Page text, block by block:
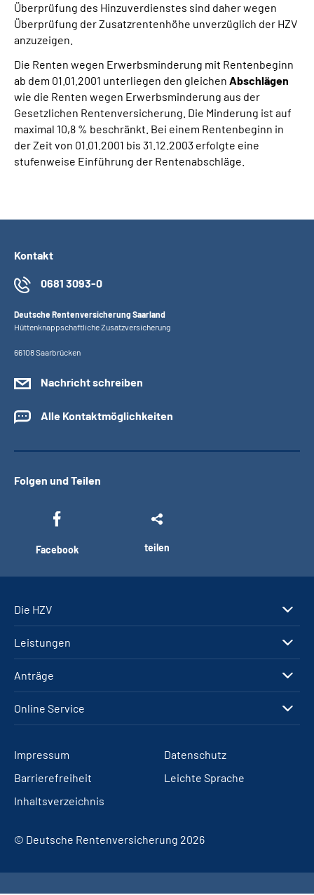
Überprüfung des Hinzuverdienstes sind daher wegen
Überprüfung der Zusatzrentenhöhe unverzüglich der HZV
anzuzeigen.
Die Renten wegen Erwerbsminderung mit Rentenbeginn
ab dem 01.01.2001 unterliegen den gleichen Abschlägen
wie die Renten wegen Erwerbsminderung aus der
Gesetzlichen Rentenversicherung. Die Minderung ist auf
maximal 10,8 % beschränkt. Bei einem Rentenbeginn in
der Zeit von 01.01.2001 bis 31.12.2003 erfolgte eine
stufenweise Einführung der Rentenabschläge.
Kontakt
0681 3093-0
Deutsche Rentenversicherung Saarland
Hüttenknappschaftliche Zusatzversicherung
66108 Saarbrücken
Nachricht schreiben
Alle Kontaktmöglichkeiten
Folgen und Teilen
Facebook teilen
Die HZV
Leistungen
Anträge
Online Service
Impressum
Datenschutz
Barrierefreiheit
Leichte Sprache
Inhaltsverzeichnis
© Deutsche Rentenversicherung 2026